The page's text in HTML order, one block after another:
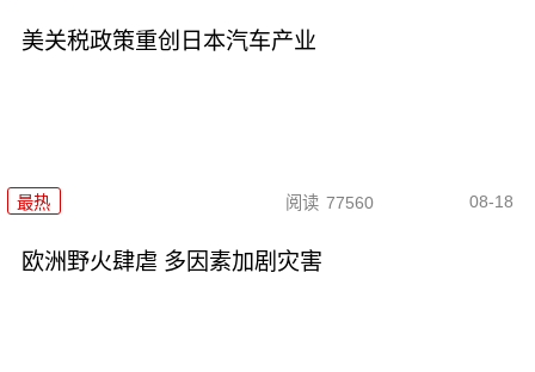
美关税政策重创日本汽车产业
最热 阅读 77560 08-18
欧洲野火肆虐 多因素加剧灾害